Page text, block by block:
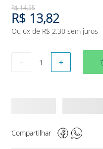
R$14,55
R$ 13,82
Ou 6x de R$ 2,30 sem juros
＋
Compartilhar